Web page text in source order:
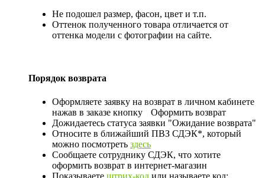
Не подошел размер, фасон, цвет и т.п.
Оттенок полученного товара отличается от
оттенка модели с фотографии на сайте.
Порядок возврата
Оформляете заявку на возврат в личном кабинете
нажав в заказе кнопку
Оформить возврат
Дожидаетесь статуса заявки "Ожидание возврата"
Относите в ближайший ПВЗ СДЭК*, который
можно посмотреть здесь
Сообщаете сотруднику СДЭК, что хотите
оформить возврат в интернет-магазин
Показываете штрих-код или называете код: